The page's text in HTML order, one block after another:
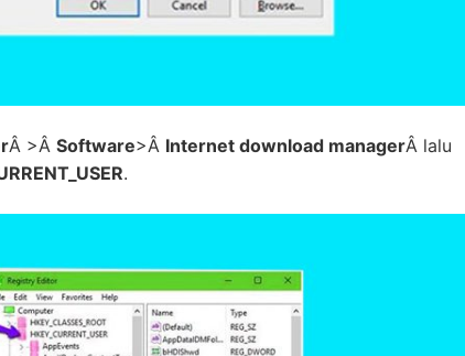
Â >Â Software>Â Internet download managerÂ lalu
.